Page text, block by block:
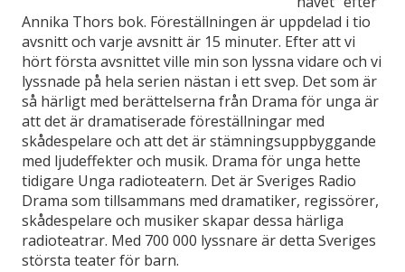
Annika Thors bok. Föreställningen är uppdelad i tio
avsnitt och varje avsnitt är 15 minuter. Efter att vi
hört första avsnittet ville min son lyssna vidare och vi
lyssnade på hela serien nästan i ett svep. Det som är
så härligt med berättelserna från Drama för unga är
att det är dramatiserade föreställningar med
skådespelare och att det är stämningsuppbyggande
med ljudeffekter och musik. Drama för unga hette
tidigare Unga radioteatern. Det är Sveriges Radio
Drama som tillsammans med dramatiker, regissörer,
skådespelare och musiker skapar dessa härliga
radioteatrar. Med 700 000 lyssnare är detta Sveriges
största teater för barn.